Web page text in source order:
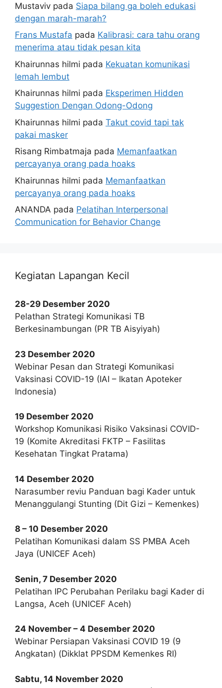
Mustaviv pada Siapa bilang ga boleh edukasi
dengan marah-marah?
Frans Mustafa pada Kalibrasi: cara tahu orang
menerima atau tidak pesan kita
Khairunnas hilmi pada Kekuatan komunikasi
lemah lembut
Khairunnas hilmi pada Eksperimen Hidden
Suggestion Dengan Odong-Odong
Khairunnas hilmi pada Takut covid tapi tak
pakai masker
Risang Rimbatmaja pada Memanfaatkan
percayanya orang pada hoaks
Khairunnas hilmi pada Memanfaatkan
percayanya orang pada hoaks
ANANDA pada Pelatihan Interpersonal
Communication for Behavior Change
Kegiatan Lapangan Kecil
28-29 Desember 2020
Pelathan Strategi Komunikasi TB
Berkesinambungan (PR TB Aisyiyah)
23 Desember 2020
Webinar Pesan dan Strategi Komunikasi
Vaksinasi COVID-19 (IAI – Ikatan Apoteker
Indonesia)
19 Desember 2020
Workshop Komunikasi Risiko Vaksinasi COVID-
19 (Komite Akreditasi FKTP – Fasilitas
Kesehatan Tingkat Pratama)
14 Desember 2020
Narasumber reviu Panduan bagi Kader untuk
Menanggulangi Stunting (Dit Gizi – Kemenkes)
8 – 10 Desember 2020
Pelatihan Komunikasi dalam SS PMBA Aceh
Jaya (UNICEF Aceh)
Senin, 7 Desember 2020
Pelatihan IPC Perubahan Perilaku bagi Kader di
Langsa, Aceh (UNICEF Aceh)
24 November – 4 Desember 2020
Webinar Persiapan Vaksinasi COVID 19 (9
Angkatan) (Dikklat PPSDM Kemenkes RI)
Sabtu, 14 November 2020